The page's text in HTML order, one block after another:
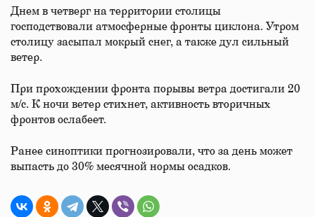
Днем в четверг на территории столицы
господствовали атмосферные фронты циклона. Утром
столицу засыпал мокрый снег, а также дул сильный
ветер.
При прохождении фронта порывы ветра достигали 20
м/с. К ночи ветер стихнет, активность вторичных
фронтов ослабеет.
Ранее синоптики прогнозировали, что за день может
выпасть до 30% месячной нормы осадков.